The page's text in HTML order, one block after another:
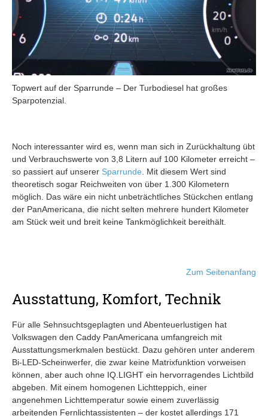
Topwert auf der Sparrunde – Der Turbodiesel hat großes
Sparpotenzial.
Noch interessanter wird es, wenn man sich in Zurückhaltung übt
und Verbrauchswerte von 3,8 Litern auf 100 Kilometer erreicht –
so passiert auf unserer Sparrunde . Mit diesem Wert sind
theoretisch sogar Reichweiten von über 1.300 Kilometern
möglich. Das wäre ein nicht unbeträchtliches Stückchen entlang
der PanAmericana, die nicht selten mehrere hundert Kilometer
am Stück weit und breit keine Tankmöglichkeit bereithält.
Zum Seitenanfang
Ausstattung, Komfort, Technik
Für alle Sehnsuchtsgeplagten und Abenteuerlustigen hat
Volkswagen den Caddy PanAmericana umfangreich mit
Ausstattungsmerkmalen bestückt. Dazu gehören unter anderem
Bi-LED-Scheinwerfer, die zwar keine Matrixfunktion vorweisen
können, aber auch ohne IQ.LIGHT ein hervorragendes Lichtbild
abgeben. Mit einem homogenen Lichtteppich, einer
angenehmen Lichttemperatur sowie einem zuverlässig
arbeitenden Fernlichtassistenten – der kostet allerdings 171